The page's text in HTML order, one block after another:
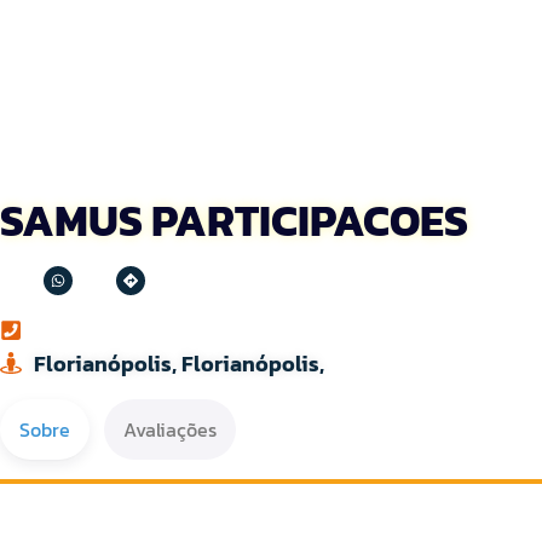
SAMUS PARTICIPACOES
Florianópolis, Florianópolis,
Sobre Avaliações